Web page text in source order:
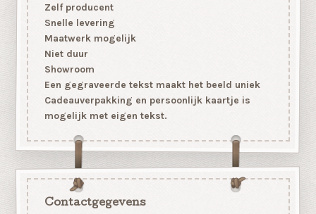
Zelf producent
Snelle levering
Maatwerk mogelijk
Niet duur
Showroom
Een gegraveerde tekst maakt het beeld uniek
Cadeauverpakking en persoonlijk kaartje is
mogelijk met eigen tekst.
Contactgegevens